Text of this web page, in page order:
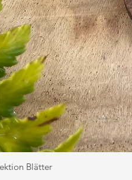
Blätter